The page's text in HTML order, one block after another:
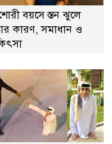
বয়সে স্তন ঝুলে
কারণ, সমাধান ও